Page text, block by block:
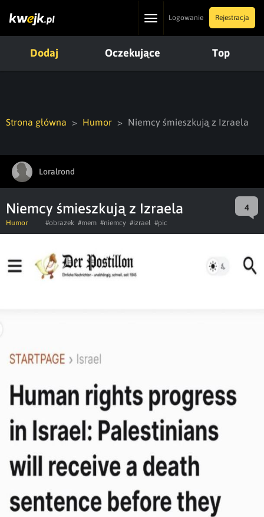
ToggleLogowanie Rejestracja
Dodaj Oczekujące Top
Strona główna Humor Niemcy śmieszkują z Izraela
Loralrond
Niemcy śmieszkują z Izraela 4
Humor #obrazek #mem #niemcy #izrael #pic